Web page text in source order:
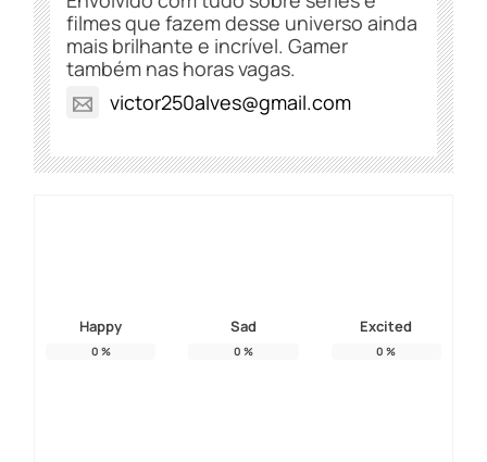
filmes que fazem desse universo ainda
mais brilhante e incrível. Gamer
também nas horas vagas.
victor250alves@gmail.com
Happy
0 %
Sad
0 %
Excited
0 %